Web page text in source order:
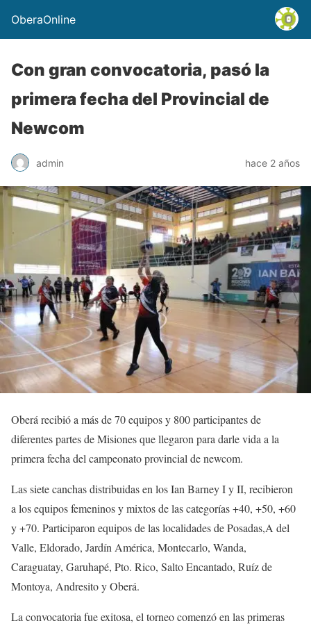
OberaOnline
Con gran convocatoria, pasó la
primera fecha del Provincial de
Newcom
admin hace 2 años
Oberá recibió a más de 70 equipos y 800 participantes de
diferentes partes de Misiones que llegaron para darle vida a la
primera fecha del campeonato provincial de newcom.
Las siete canchas distribuidas en los Ian Barney I y II, recibieron
a los equipos femeninos y mixtos de las categorías +40, +50, +60
y +70. Participaron equipos de las localidades de Posadas,A del
Valle, Eldorado, Jardín América, Montecarlo, Wanda,
Caraguatay, Garuhapé, Pto. Rico, Salto Encantado, Ruíz de
Montoya, Andresito y Oberá.
La convocatoria fue exitosa, el torneo comenzó en las primeras